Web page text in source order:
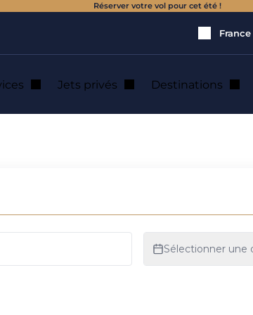
Réserver votre vol pour cet été !
France
Jets privés Destinations